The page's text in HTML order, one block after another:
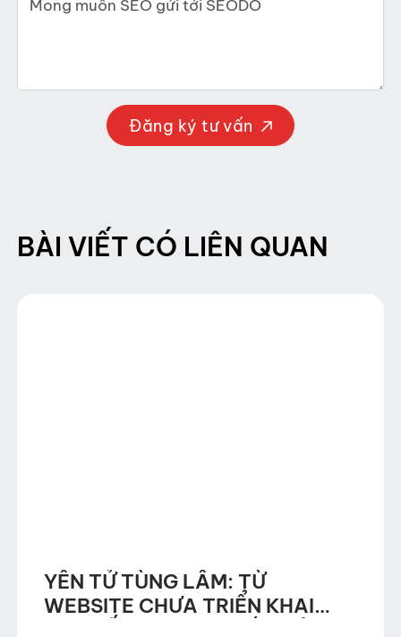
Đăng ký tư vấn
BÀI VIẾT CÓ LIÊN QUAN
YÊN TỬ TÙNG LÂM: TỪ
WEBSITE CHƯA TRIỂN KHAI